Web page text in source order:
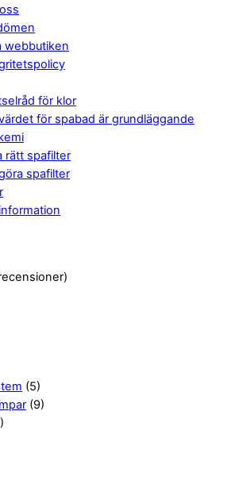
webbutiken
för klor
för spabad är grundläggande
rätt spafilter
spafilter
(5)
(9)